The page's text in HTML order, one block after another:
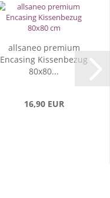
allsaneo premium
Encasing Kissenbezug
80x80...
16,90 EUR